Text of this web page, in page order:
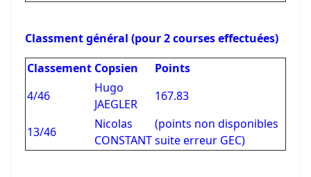
Classment général (pour 2 courses effectuées)
Classement Copsien
Points
4/46
Hugo
JAEGLER
167.83
13/46
Nicolas
CONSTANT
(points non disponibles
suite erreur GEC)